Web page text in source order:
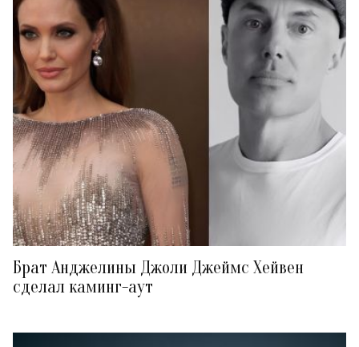
Брат Анджелины Джоли Джеймс Хейвен
сделал каминг-аут